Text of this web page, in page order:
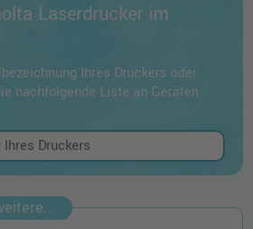
Laserdrucker im
Ihres Druckers oder
nachfolgende Liste an Geräten